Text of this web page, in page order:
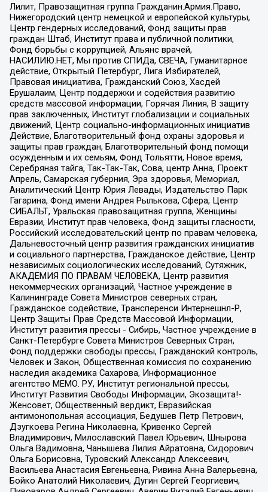
Лилит, Правозащитная группа Гражданин.Армия.Право,
Нижегородский центр немецкой и европейской культуры,
Центр гендерных исследований, Фонд защиты прав
граждан Штаб, Институт права и публичной политики,
Фонд борьбы с коррупцией, Альянс врачей,
НАСИЛИЮ.НЕТ, Мы против СПИДа, СВЕЧА, Гуманитарное
действие, Открытый Петербург, Лига Избирателей,
Правовая инициатива, Гражданский Союз, Хасдей
Ерушалаим, Центр поддержки и содействия развитию
средств массовой информации, Горячая Линия, В защиту
прав заключенных, Институт глобализации и социальных
движений, Центр социально-информационных инициатив
Действие, Благотворительный фонд охраны здоровья и
защиты прав граждан, Благотворительный фонд помощи
осужденным и их семьям, Фонд Тольятти, Новое время,
Серебряная тайга, Так-Так-Так, Сова, центр Анна, Проект
Апрель, Самарская губерния, Эра здоровья, Мемориал,
Аналитический Центр Юрия Левады, Издательство Парк
Гагарина, Фонд имени Андрея Рылькова, Сфера, Центр
СИБАЛЬТ, Уральская правозащитная группа, Женщины
Евразии, Институт прав человека, Фонд защиты гласности,
Российский исследовательский центр по правам человека,
Дальневосточный центр развития гражданских инициатив
и социального партнерства, Гражданское действие, Центр
независимых социологических исследований, Сутяжник,
АКАДЕМИЯ ПО ПРАВАМ ЧЕЛОВЕКА, Центр развития
некоммерческих организаций, Частное учреждение в
Калининграде Совета Министров северных стран,
Гражданское содействие, Трансперенси Интернешнл-Р,
Центр Защиты Прав Средств Массовой Информации,
Институт развития прессы - Сибирь, Частное учреждение в
Санкт-Петербурге Совета Министров Северных Стран,
Фонд поддержки свободы прессы, Гражданский контроль,
Человек и Закон, Общественная комиссия по сохранению
наследия академика Сахарова, Информационное
агентство МЕМО. РУ, Институт региональной прессы,
Институт Развития Свободы Информации, Экозащита!-
Женсовет, Общественный вердикт, Евразийская
антимонопольная ассоциация, Бедушев Петр Петрович,
Дзугкоева Регина Николаевна, Кривенко Сергей
Владимирович, Милославский Павел Юрьевич, Шнырова
Ольга Вадимовна, Чанышева Лилия Айратовна, Сидорович
Ольга Борисовна, Туровский Александр Алексеевич,
Васильева Анастасия Евгеньевна, Ривина Анна Валерьевна,
Бойко Анатолий Николаевич, Дугин Сергей Георгиевич,